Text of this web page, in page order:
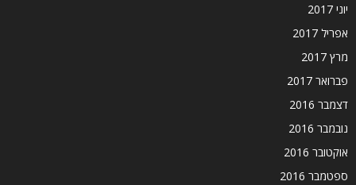
יוני 2017
אפריל 2017
מרץ 2017
פברואר 2017
דצמבר 2016
נובמבר 2016
אוקטובר 2016
ספטמבר 2016